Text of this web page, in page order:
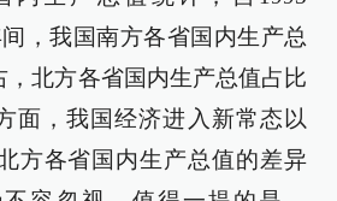
，我国南方各省国内生产总
，北方各省国内生产总值占比
面，我国经济进入新常态以
方各省国内生产总值的差异